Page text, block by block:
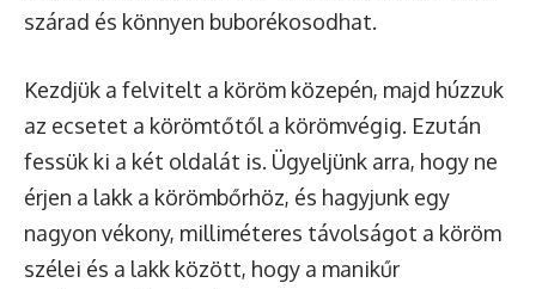
szárad és könnyen buborékosodhat.
Kezdjük a felvitelt a köröm közepén, majd húzzuk
az ecsetet a körömtőtől a körömvégig. Ezután
fessük ki a két oldalát is. Ügyeljünk arra, hogy ne
érjen a lakk a körömbőrhöz, és hagyjunk egy
nagyon vékony, milliméteres távolságot a köröm
szélei és a lakk között, hogy a manikűr